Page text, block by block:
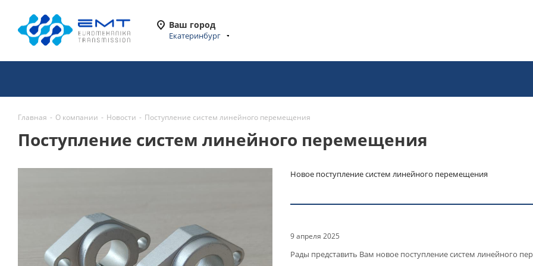
Ваш город
Екатеринбург
Главная - О компании - Новости - Поступление систем линейного перемещения
Поступление систем линейного перемещения
Новое поступление систем линейного перемещения
9 апреля 2025
Рады представить Вам новое поступление систем линейного